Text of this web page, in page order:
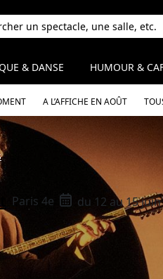
A L’AFFICHE EN AOÛT
& DANSE HUMOUR &
Paris 4e du 12 au 15